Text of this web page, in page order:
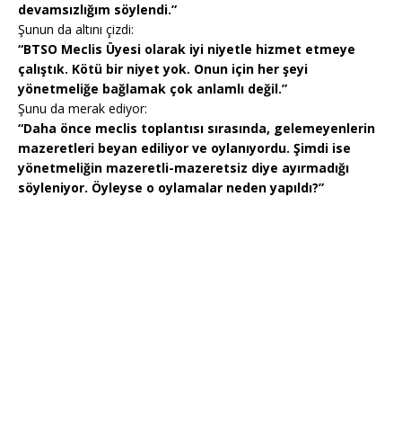
devamsızlığım söylendi.”
Şunun da altını çizdi:
“BTSO Meclis Üyesi olarak iyi niyetle hizmet etmeye
çalıştık. Kötü bir niyet yok. Onun için her şeyi
yönetmeliğe bağlamak çok anlamlı değil.”
Şunu da merak ediyor:
“Daha önce meclis toplantısı sırasında, gelemeyenlerin
mazeretleri beyan ediliyor ve oylanıyordu. Şimdi ise
yönetmeliğin mazeretli-mazeretsiz diye ayırmadığı
söyleniyor. Öyleyse o oylamalar neden yapıldı?”